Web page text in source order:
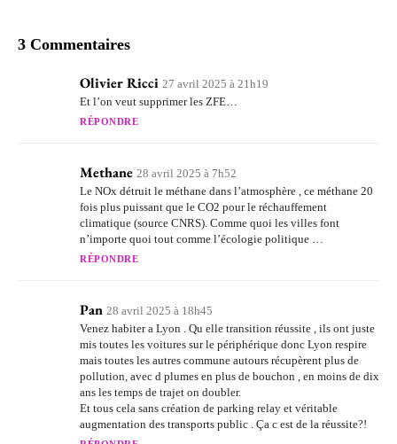
3 Commentaires
Olivier Ricci 27 avril 2025 à 21h19
Et l’on veut supprimer les ZFE…
RÉPONDRE
Methane 28 avril 2025 à 7h52
Le NOx détruit le méthane dans l’atmosphère , ce méthane 20
fois plus puissant que le CO2 pour le réchauffement
climatique (source CNRS). Comme quoi les villes font
n’importe quoi tout comme l’écologie politique …
RÉPONDRE
Pan 28 avril 2025 à 18h45
Venez habiter a Lyon . Qu elle transition réussite , ils ont juste
mis toutes les voitures sur le périphérique donc Lyon respire
mais toutes les autres commune autours récupèrent plus de
pollution, avec d plumes en plus de bouchon , en moins de dix
ans les temps de trajet on doubler.
Et tous cela sans création de parking relay et véritable
augmentation des transports public . Ça c est de la réussite?!